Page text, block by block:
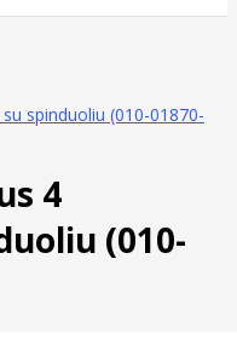
spinduoliu (010-01870-
4
(010-